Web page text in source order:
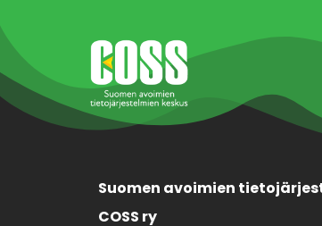
Suomen avoimien
COSS ry